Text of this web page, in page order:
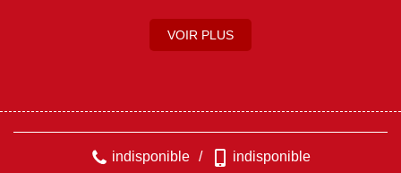
VOIR PLUS
indisponible / indisponible